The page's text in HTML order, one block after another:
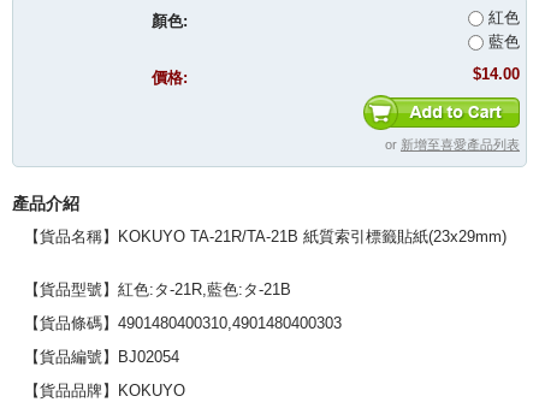
顏色:
紅色
藍色
價格:
$14.00
or 新增至喜愛產品列表
產品介紹
【貨品名稱】KOKUYO TA-21R/TA-21B 紙質索引標籤貼紙(23x29mm)
【貨品型號】紅色:タ-21R,藍色:タ-21B
【貨品條碼】 4901480400310,4901480400303
【貨品編號】BJ02054
【貨品品牌】
KOKUYO